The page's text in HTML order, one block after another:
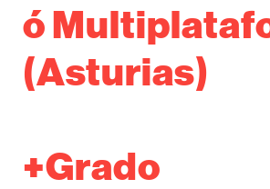
ó
(Asturias)
+Grado